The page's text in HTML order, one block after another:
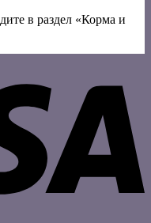
в раздел «Корма и